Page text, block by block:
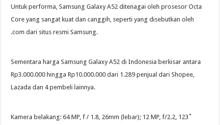
Untuk performa, Samsung Galaxy A52 ditenagai oleh prosesor Octa
Core yang sangat kuat dan canggih, seperti yang disebutkan oleh
.com dari situs resmi Samsung.
Sementara harga Samsung Galaxy A52 di Indonesia berkisar antara
Rp3.000.000 hingga Rp10.000.000 dari 1.289 penjual dari Shopee,
Lazada dan 4 pembeli lainnya.
Kamera belakang: 64 MP, f / 1.8, 26mm (lebar); 12 MP, f/2.2, 123˚